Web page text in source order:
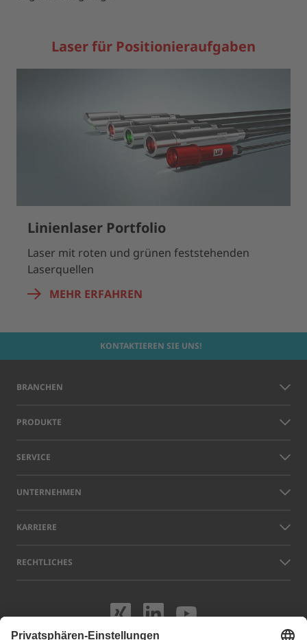
Laser für Positionieraufgaben
Linienlaser Portfolio
Laser mit roten und grünen feststehenden
Laserquellen
MEHR ERFAHREN
KONTAKTIEREN SIE UNS!
BRANCHEN
PRODUKTE
SERVICE
UNTERNEHMEN
KARRIERE
RECHTLICHES
Besuchen Sie
Besuchen Sie
Besuchen